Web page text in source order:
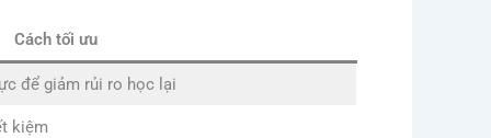
Cách tối ưu
để giảm rủi ro học lại
kiệm